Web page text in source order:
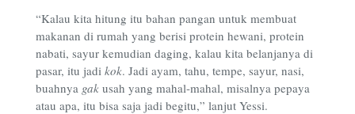
“Kalau kita hitung itu bahan pangan untuk membuat
makanan di rumah yang berisi protein hewani, protein
nabati, sayur kemudian daging, kalau kita belanjanya di
pasar, itu jadi kok. Jadi ayam, tahu, tempe, sayur, nasi,
buahnya gak usah yang mahal-mahal, misalnya pepaya
atau apa, itu bisa saja jadi begitu,” lanjut Yessi.